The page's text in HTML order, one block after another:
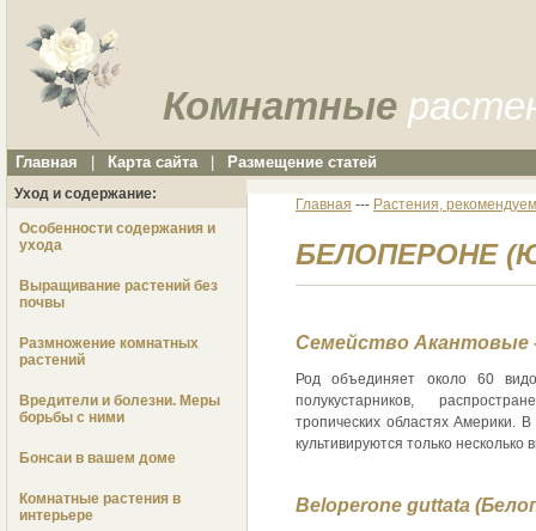
Комнатные
Главная Карта сайта Размещение статей
Уход и содержание:
Особенности содержания и
ухода
Выращивание растений без
почвы
Размножение комнатных
растений
Вредители и болезни. Меры
борьбы с ними
Бонсаи в вашем доме
Комнатные растения в
интерьере
Главная --- Растения,
БЕЛОПЕРОНЕ
Семейство Акантовые
Род объединяет около 60
полукустарников,
тропических областях Америки.
культивируются только несколько
Beloperone guttata